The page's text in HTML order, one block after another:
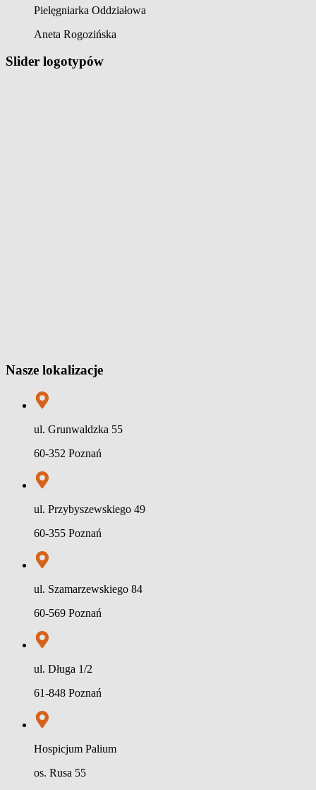
Pielęgniarka Oddziałowa
Aneta Rogozińska
Slider logotypów
Nasze lokalizacje
ul. Grunwaldzka 55
60-352 Poznań
ul. Przybyszewskiego 49
60-355 Poznań
ul. Szamarzewskiego 84
60-569 Poznań
ul. Długa 1/2
61-848 Poznań
Hospicjum Palium
os. Rusa 55